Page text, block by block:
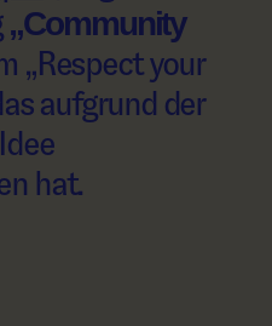
„Community
„Respect your
aufgrund der
hat.